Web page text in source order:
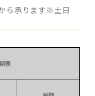
ら承ります※土日
表